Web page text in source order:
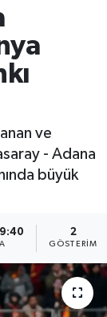
ve
- Adana
büyük
2
GÖSTERIM